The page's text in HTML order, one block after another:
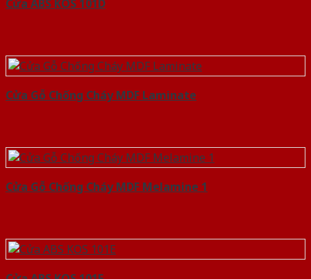
Cửa ABS KOS 101D
Cửa Gỗ Chống Cháy MDF Laminate
Cửa Gỗ Chống Cháy MDF Melamine 1